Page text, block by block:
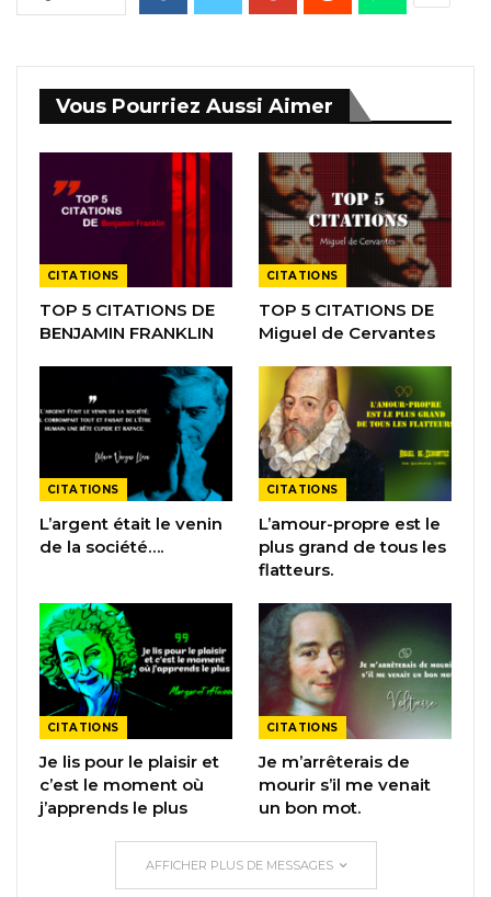
Vous Pourriez Aussi Aimer
CITATIONS
TOP 5 CITATIONS DE
BENJAMIN FRANKLIN
CITATIONS
TOP 5 CITATIONS DE
Miguel de Cervantes
CITATIONS
L’argent était le venin
de la société….
CITATIONS
L’amour-propre est le
plus grand de tous les
flatteurs.
CITATIONS
Je lis pour le plaisir et
c’est le moment où
j’apprends le plus
CITATIONS
Je m’arrêterais de
mourir s’il me venait
un bon mot.
AFFICHER PLUS DE MESSAGES